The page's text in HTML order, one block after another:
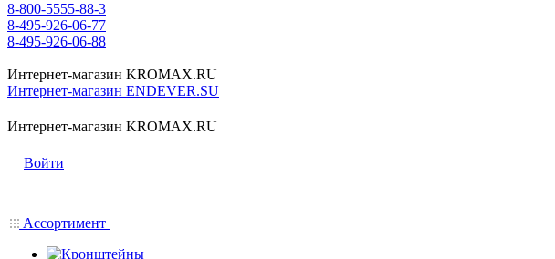
8-800-5555-88-3
8-495-926-06-77
8-495-926-06-88
Интернет-магазин KROMAX.RU
Интернет-магазин ENDEVER.SU
Интернет-магазин KROMAX.RU
Войти
Ассортимент